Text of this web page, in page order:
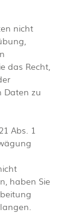
nicht
das Recht,
Daten zu
Abs. 1
haben Sie